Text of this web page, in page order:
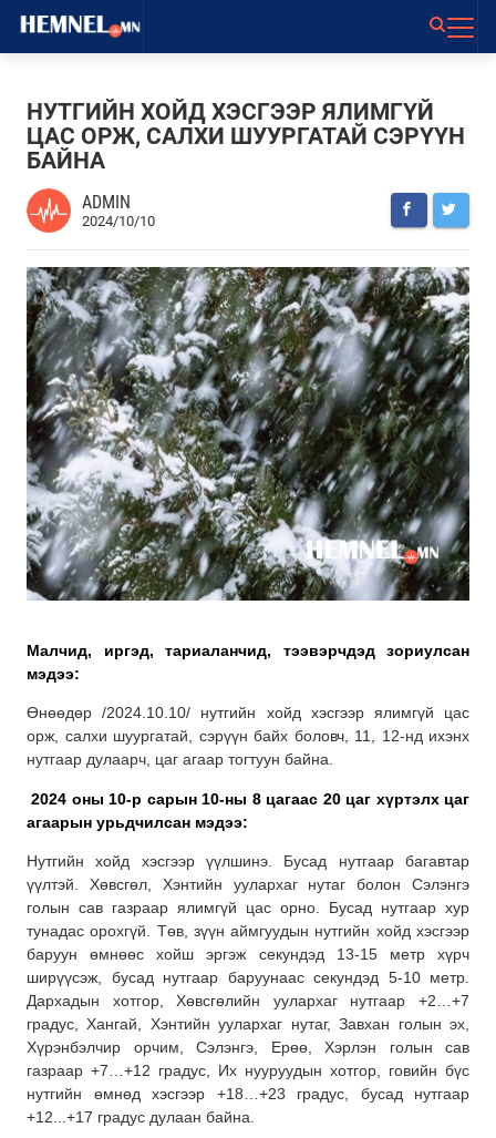
НУТГИЙН ХОЙД ХЭСГЭЭР ЯЛИМГҮЙ
ЦАС ОРЖ, САЛХИ ШУУРГАТАЙ СЭРҮҮН
БАЙНА
ADMIN
2024/10/10
Малчид, иргэд, тариаланчид, тээвэрчдэд зориулсан
мэдээ:
Өнөөдөр /2024.10.10/ нутгийн хойд хэсгээр ялимгүй цас
орж, салхи шуургатай, сэрүүн байх боловч, 11, 12-нд ихэнх
нутгаар дулаарч, цаг агаар тогтуун байна.
2024 оны 10-р сарын 10-ны 8 цагаас 20 цаг хүртэлх цаг
агаарын урьдчилсан мэдээ:
Нутгийн хойд хэсгээр үүлшинэ. Бусад нутгаар багавтар
үүлтэй. Хөвсгөл, Хэнтийн уулархаг нутаг болон Сэлэнгэ
голын сав газраар ялимгүй цас орно. Бусад нутгаар хур
тунадас орохгүй. Төв, зүүн аймгуудын нутгийн хойд хэсгээр
баруун өмнөөс хойш эргэж секундэд 13-15 метр хүрч
ширүүсэж, бусад нутгаар баруунаас секундэд 5-10 метр.
Дархадын хотгор, Хөвсгөлийн уулархаг нутгаар +2…+7
градус, Хангай, Хэнтийн уулархаг нутаг, Завхан голын эх,
Хүрэнбэлчир орчим, Сэлэнгэ, Ерөө, Хэрлэн голын сав
газраар +7…+12 градус, Их нууруудын хотгор, говийн бүс
нутгийн өмнөд хэсгээр +18…+23 градус, бусад нутгаар
+12...+17 градус дулаан байна.